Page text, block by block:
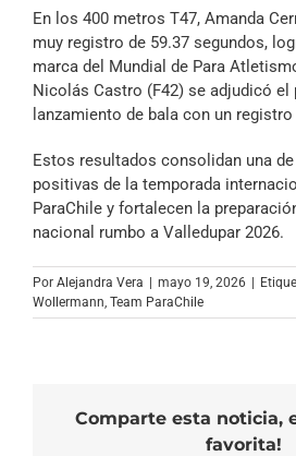
En los 400 metros T47, Amanda
muy registro de 59.37 segundos,
marca del Mundial de Para
Nicolás Castro (F42) se adjudicó el
lanzamiento de bala con un
Estos resultados consolidan una
positivas de la temporada
ParaChile y fortalecen la
nacional rumbo a Valledupar 2026.
Por Alejandra Vera | mayo 19, 2026 |
Wollermann Team ParaChile
Comparte esta noticia,
favorita!